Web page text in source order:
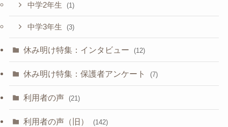
中学2年生 (1)
中学3年生 (3)
休み明け特集：インタビュー (12)
休み明け特集：保護者アンケート (7)
利用者の声 (21)
利用者の声（旧） (142)